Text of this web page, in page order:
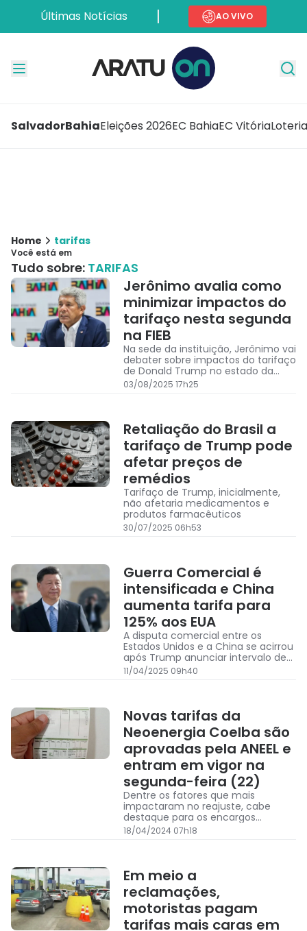
Últimas Notícias AO VIVO
SalvadorBahiaEleições 2026EC BahiaEC Vitória
Home tarifas
Você está em
Tudo sobre: TARIFAS
Jerônimo avalia como
minimizar impactos do
tarifaço nesta segunda
na FIEB
Na sede da instituição, Jerônimo vai
debater sobre impactos do tarifaço
de Donald Trump no estado da
Bahia
03/08/2025 17h25
Retaliação do Brasil a
tarifaço de Trump pode
afetar preços de
remédios
Tarifaço de Trump, inicialmente,
não afetaria medicamentos e
produtos farmacêuticos
30/07/2025 06h53
Guerra Comercial é
intensificada e China
aumenta tarifa para
125% aos EUA
A disputa comercial entre os
Estados Unidos e a China se acirrou
após Trump anunciar intervalo de
90 dias na aplicação das tarifas de
importação
11/04/2025 09h40
Novas tarifas da
Neoenergia Coelba são
aprovadas pela ANEEL e
entram em vigor na
segunda-feira (22)
Dentre os fatores que mais
impactaram no reajuste, cabe
destaque para os encargos
setoriais e custos com transporte e
aquisição de energia elétrica.
18/04/2024 07h18
Em meio a
reclamações,
motoristas pagam
tarifas mais caras em